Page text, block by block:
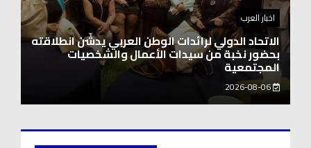
اخبار العرب
اغنيتين وطنيتين جميلتين للفنان المايسترو ابراهيم
بركات
2026-08-06